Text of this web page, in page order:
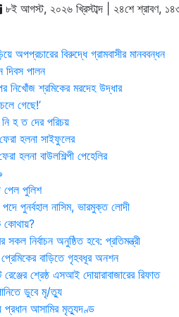
৮ই আগস্ট, ২০২৬ খ্রিস্টাব্দ | ২৪শে শ্রাবণ,
অপপ্রচারের বিরুদ্ধে গ্রামবাসীর মানববন্ধন
পালন
নিখোঁজ শ্রমিকের মরদেহ উদ্ধার
গেছে!’
হ ত দের পরিচয়
হলনা সাইফুলের
হলনা বাউলশিল্পী পেহেলির
পেল পুলিশ
পুনর্বহাল নাসিম, ভারমুক্ত লোদী
কোথায়?
নির্বাচন অনুষ্ঠিত হবে: প্রতিমন্ত্রী
বাড়িতে গৃহবধূর অনশন
শ্রেষ্ঠ এসআই দোয়ারাবাজারের রিফাত
ডুবে মৃ/ত্যু
প্রধান আসামির মৃত্যুদণ্ড